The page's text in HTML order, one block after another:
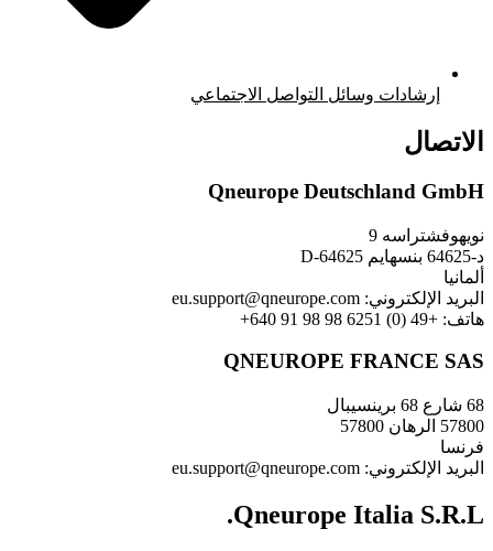
إرشادات وسائل التواصل الاجتماعي
الاتصال
Qneurope Deutschland GmbH
نويهوفشتراسه 9
د-64625 بنسهايم D-64625
ألمانيا
البريد الإلكتروني: eu.support@qneurope.com
هاتف: +49 (0) 6251 98 98 91 640+
QNEUROPE FRANCE SAS
68 شارع 68 برينسيبال
57800 الرهان 57800
فرنسا
البريد الإلكتروني: eu.support@qneurope.com
Qneurope Italia S.R.L.